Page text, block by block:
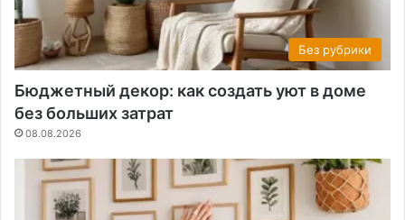
Без рубрики
Бюджетный декор: как создать уют в доме
без больших затрат
08.08.2026